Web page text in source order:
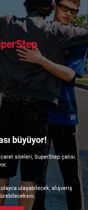
büyüyor!
siteleri, SuperStep çatısı
ulaşabilecek, alışveriş